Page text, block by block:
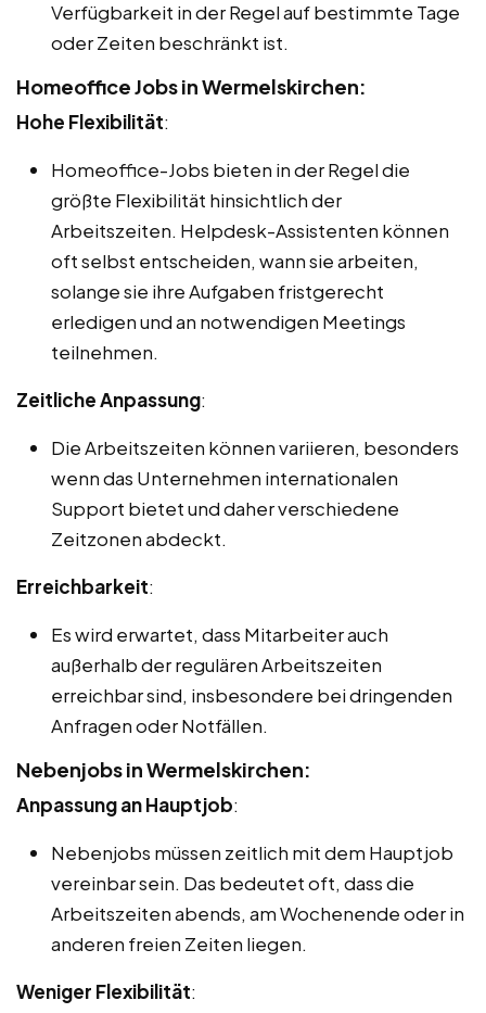
Verfügbarkeit in der Regel auf bestimmte Tage
oder Zeiten beschränkt ist.
Homeoffice Jobs in Wermelskirchen:
Hohe Flexibilität:
Homeoffice-Jobs bieten in der Regel die
größte Flexibilität hinsichtlich der
Arbeitszeiten. Helpdesk-Assistenten können
oft selbst entscheiden, wann sie arbeiten,
solange sie ihre Aufgaben fristgerecht
erledigen und an notwendigen Meetings
teilnehmen.
Zeitliche Anpassung:
Die Arbeitszeiten können variieren, besonders
wenn das Unternehmen internationalen
Support bietet und daher verschiedene
Zeitzonen abdeckt.
Erreichbarkeit:
Es wird erwartet, dass Mitarbeiter auch
außerhalb der regulären Arbeitszeiten
erreichbar sind, insbesondere bei dringenden
Anfragen oder Notfällen.
Nebenjobs in Wermelskirchen:
Anpassung an Hauptjob:
Nebenjobs müssen zeitlich mit dem Hauptjob
vereinbar sein. Das bedeutet oft, dass die
Arbeitszeiten abends, am Wochenende oder in
anderen freien Zeiten liegen.
Weniger Flexibilität: